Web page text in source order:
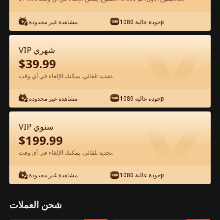
شاهد مجانًا في التطبيق
الحلقة 19 - حامل من رئيسي القاسي الفيلم
كامل
مشاهدة غير محدودة جودة عالية 1080p
VIP شهري
$39.99
تجديد تلقائي. يمكنك الإلغاء في أي وقت.
مشاهدة غير محدودة جودة عالية 1080p
VIP سنوي
$199.99
تجديد تلقائي. يمكنك الإلغاء في أي وقت.
مشاهدة غير محدودة جودة عالية 1080p
شحن العملات